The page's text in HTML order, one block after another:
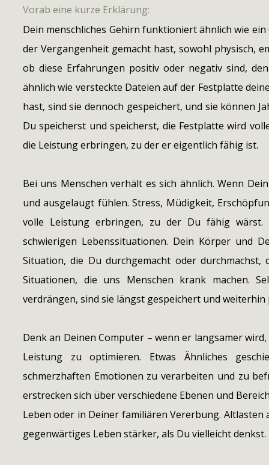
Vorab eine kurze Erklärung:
Dein menschliches Gehirn funktioniert ähnlich wie
der Vergangenheit gemacht hast, sowohl physisch,
ob diese Erfahrungen positiv oder negativ sind,
ähnlich wie versteckte Dateien auf der Festplatte
hast, sind sie dennoch gespeichert, und sie können
Du speicherst und speicherst, die Festplatte wird
die Leistung erbringen, zu der er eigentlich fähig ist.
Bei uns Menschen verhält es sich ähnlich. Wenn
und ausgelaugt fühlen. Stress, Müdigkeit,
volle Leistung erbringen, zu der Du fähig
schwierigen Lebenssituationen. Dein Körper und
Situation, die Du durchgemacht oder
Situationen, die uns Menschen krank machen.
verdrängen, sind sie längst gespeichert und weiterhin
Denk an Deinen Computer – wenn er langsamer
Leistung zu optimieren. Etwas Ähnliches
schmerzhaften Emotionen zu verarbeiten und zu
erstrecken sich über verschiedene Ebenen und
Leben oder in Deiner familiären Vererbung.
gegenwärtiges Leben stärker, als Du vielleicht denkst.